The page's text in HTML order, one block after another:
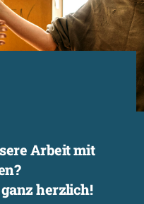
Arbeitmit
ganzherzlich!